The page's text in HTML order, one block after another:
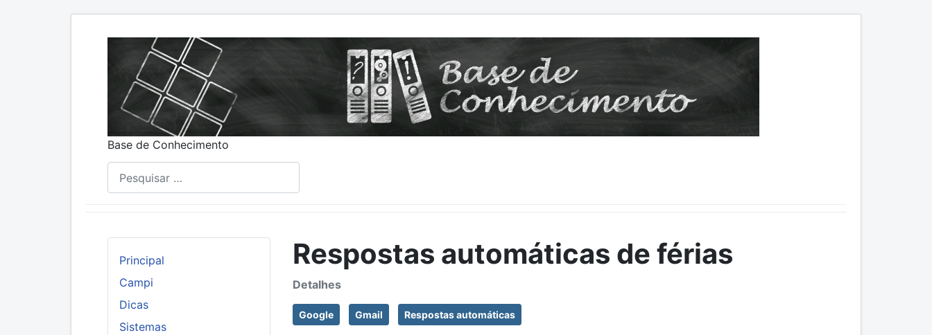
Base de Conhecimento
Principal
Campi
Dicas
Sistemas
Respostas automáticas de férias
Detalhes
Google Gmail Respostas automáticas